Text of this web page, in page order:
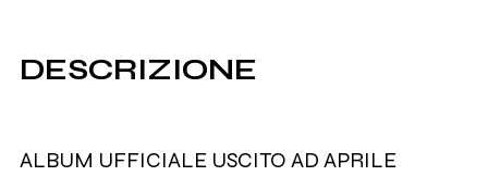
DESCRIZIONE
ALBUM UFFICIALE USCITO AD APRILE